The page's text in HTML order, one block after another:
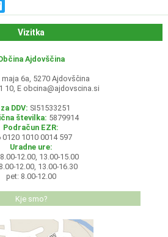
Vizitka
Ajdovščina
maja 6a, 5270 Ajdovščina
10, E obcina@ajdovscina.si
DDV: SI51533251
številka: 5879914
Podračun EZR:
0120 1010 0014 597
Uradne ure:
12.00, 13.00-15.00
12.00, 13.00-16.30
pet: 8.00-12.00
Kje smo?